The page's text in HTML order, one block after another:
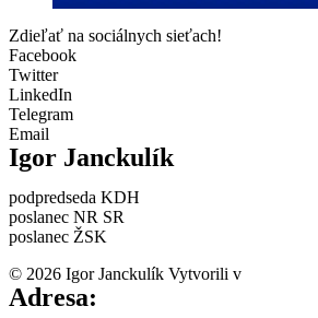
Zdieľať na sociálnych sieťach!
Facebook
Twitter
LinkedIn
Telegram
Email
Igor Janckulík
podpredseda KDH
poslanec NR SR
poslanec ŽSK
© 2026 Igor Janckulík Vytvorili v
Adresa: